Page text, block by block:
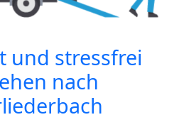
und stressfrei
nach